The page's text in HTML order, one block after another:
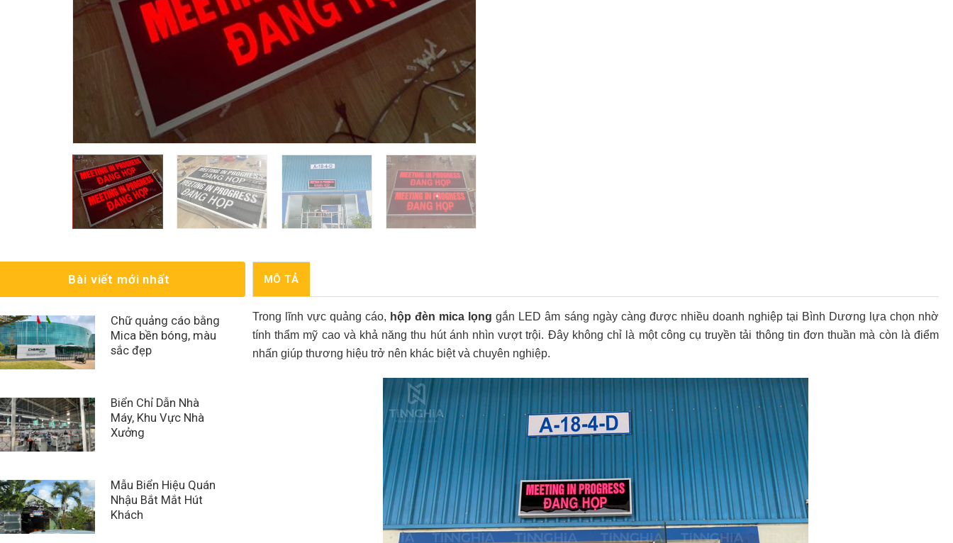
Bài viết mới nhất
Chữ quảng cáo bằng
Mica bền bóng, màu
sắc đẹp
Biển Chỉ Dẫn Nhà
Máy, Khu Vực Nhà
Xưởng
Mẫu Biển Hiệu Quán
Nhậu Bắt Mắt Hút
Khách
MÔ TẢ
Trong lĩnh vực quảng cáo, hộp đèn mica lọng gắn LED âm sáng ngày càng được nhiều doanh nghiệp tại Bình Dương lựa chọn nhờ
tính thẩm mỹ cao và khả năng thu hút ánh nhìn vượt trội. Đây không chỉ là một công cụ truyền tải thông tin đơn thuần mà còn là điểm
nhấn giúp thương hiệu trở nên khác biệt và chuyên nghiệp.